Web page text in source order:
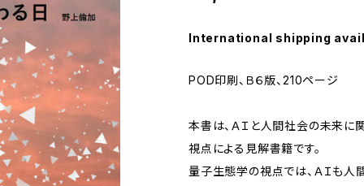
International shipping
POD印刷、Ｂ６版、210ページ
本書は、ＡＩと人間社会の未来に
視点による見解書籍です。
量子生態学の視点では、ＡＩも人